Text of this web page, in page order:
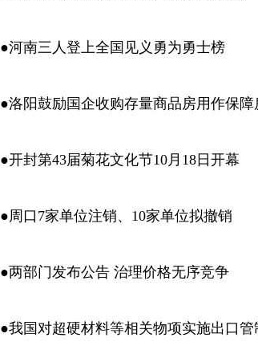
●河南三人登上全国见义勇为勇士榜
●洛阳鼓励国企收购存量商品房用作保障
●开封第43届菊花文化节10月18日开幕
●周口7家单位注销、10家单位拟撤销
●两部门发布公告 治理价格无序竞争
●我国对超硬材料等相关物项实施出口管